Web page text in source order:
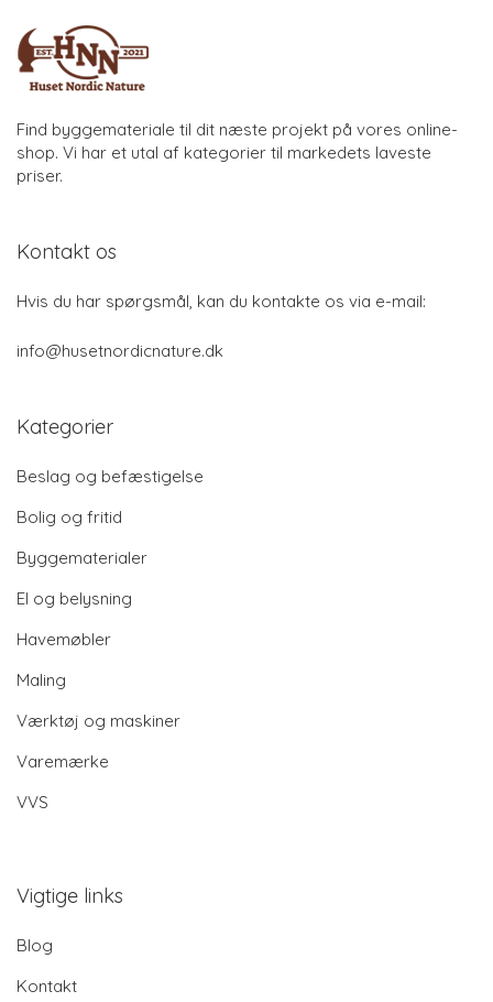
Find byggemateriale til dit næste projekt på vores online-
shop. Vi har et utal af kategorier til markedets laveste
priser.
Kontakt os
Hvis du har spørgsmål, kan du kontakte os via e-mail:
info@husetnordicnature.dk
Kategorier
Beslag og befæstigelse
Bolig og fritid
Byggematerialer
El og belysning
Havemøbler
Maling
Værktøj og maskiner
Varemærke
VVS
Vigtige links
Blog
Kontakt